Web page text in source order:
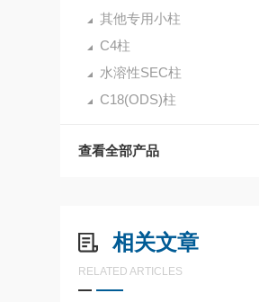
其他专用小柱
C4柱
水溶性SEC柱
C18(ODS)柱
查看全部产品
相关文章
RELATED ARTICLES